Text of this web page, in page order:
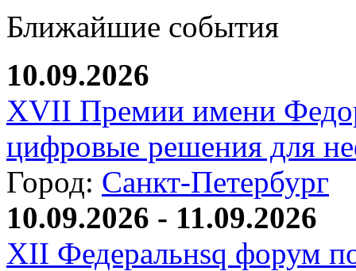
Ближайшие события
10.09.2026
XVII Премии имени
цифровые решения для
Город: Санкт-Петербург
10.09.2026 - 11.09.2026
XII Федеральнsq форум